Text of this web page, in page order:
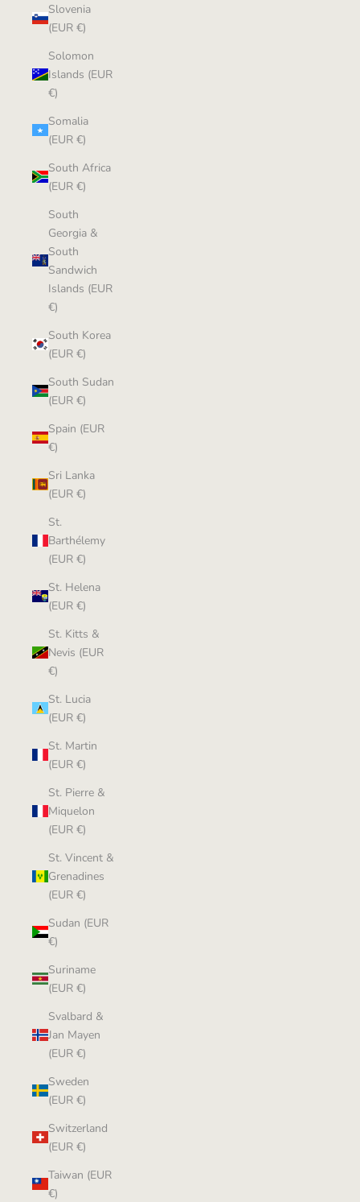
Slovenia
(EUR €)
Solomon
Islands (EUR
€)
Somalia
(EUR €)
South Africa
(EUR €)
South
Georgia &
South
Sandwich
Islands (EUR
€)
South Korea
(EUR €)
South Sudan
(EUR €)
Spain (EUR
€)
Sri Lanka
(EUR €)
St.
Barthélemy
(EUR €)
St. Helena
(EUR €)
St. Kitts &
Nevis (EUR
€)
St. Lucia
(EUR €)
St. Martin
(EUR €)
St. Pierre &
Miquelon
(EUR €)
St. Vincent &
Grenadines
(EUR €)
Sudan (EUR
€)
Suriname
(EUR €)
Svalbard &
Jan Mayen
(EUR €)
Sweden
(EUR €)
Switzerland
(EUR €)
Taiwan (EUR
€)